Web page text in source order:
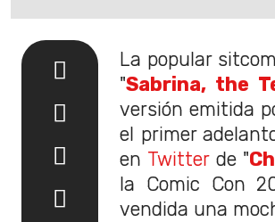
La popular
"Sabrina, the
versión emitida
el primer
en Twitter de "
la Comic Con
vendida una